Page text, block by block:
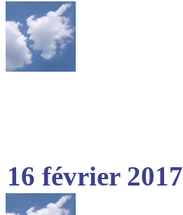
16 février 2017